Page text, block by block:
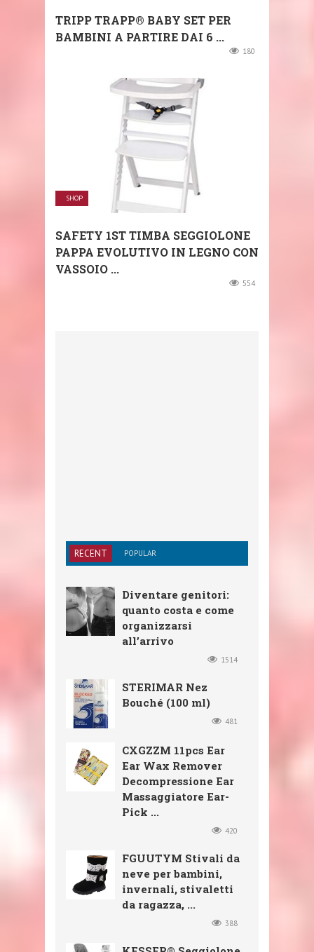
TRIPP TRAPP® BABY SET PER
BAMBINI A PARTIRE DAI 6 ...
180
SHOP
SAFETY 1ST TIMBA SEGGIOLONE
PAPPA EVOLUTIVO IN LEGNO CON
VASSOIO ...
554
RECENT POPULAR
Diventare genitori:
quanto costa e come
organizzarsi
all’arrivo
1514
STERIMAR Nez
Bouché (100 ml)
481
CXGZZM 11pcs Ear
Ear Wax Remover
Decompressione Ear
Massaggiatore Ear-
Pick ...
420
FGUUTYM Stivali da
neve per bambini,
invernali, stivaletti
da ragazza, ...
388